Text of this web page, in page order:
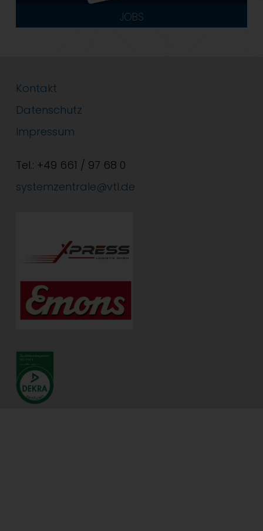
JOBS
Kontakt
Datenschutz
Impressum
Tel.: +49 661 / 97 68 0
systemzentrale@vtl.de